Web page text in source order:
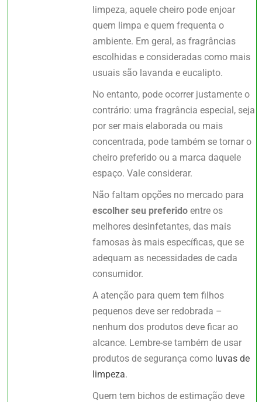
limpeza, aquele cheiro pode enjoar
quem limpa e quem frequenta o
ambiente. Em geral, as fragrâncias
escolhidas e consideradas como mais
usuais são lavanda e eucalipto.
No entanto, pode ocorrer justamente o
contrário: uma fragrância especial, seja
por ser mais elaborada ou mais
concentrada, pode também se tornar o
cheiro preferido ou a marca daquele
espaço. Vale considerar.
Não faltam opções no mercado para
escolher seu preferido entre os
melhores desinfetantes, das mais
famosas às mais específicas, que se
adequam as necessidades de cada
consumidor.
A atenção para quem tem filhos
pequenos deve ser redobrada –
nenhum dos produtos deve ficar ao
alcance. Lembre-se também de usar
produtos de segurança como luvas de
limpeza.
Quem tem bichos de estimação deve